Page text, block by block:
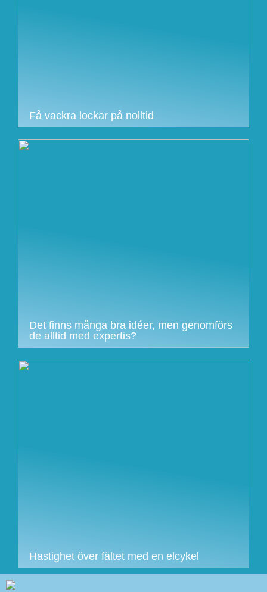
Få vackra lockar på nolltid
Det finns många bra idéer, men genomförs
de alltid med expertis?
Hastighet över fältet med en elcykel